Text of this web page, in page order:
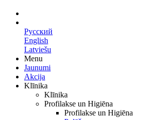
Русский
English
Latviešu
Menu
Jaunumi
Akcija
Klīnika
Klīnika
Profilakse un Higiēna
Profilakse un Higiēna